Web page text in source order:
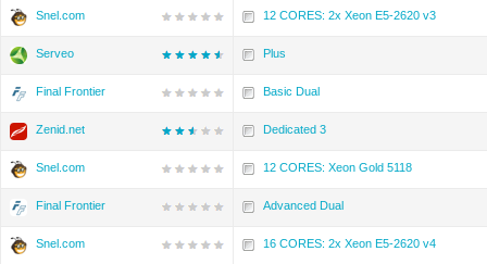
Snel.com 12 CORES: 2x Xeon E5-2620 v3
Serveo Plus
Final Frontier Basic Dual
Zenid.net Dedicated 3
Snel.com 12 CORES: Xeon Gold 5118
Final Frontier Advanced Dual
Snel.com 16 CORES: 2x Xeon E5-2620 v4